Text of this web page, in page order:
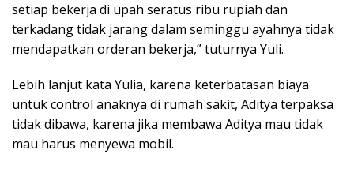
setiap bekerja di upah seratus ribu rupiah dan
terkadang tidak jarang dalam seminggu ayahnya tidak
mendapatkan orderan bekerja,” tuturnya Yuli.
Lebih lanjut kata Yulia, karena keterbatasan biaya
untuk control anaknya di rumah sakit, Aditya terpaksa
tidak dibawa, karena jika membawa Aditya mau tidak
mau harus menyewa mobil.